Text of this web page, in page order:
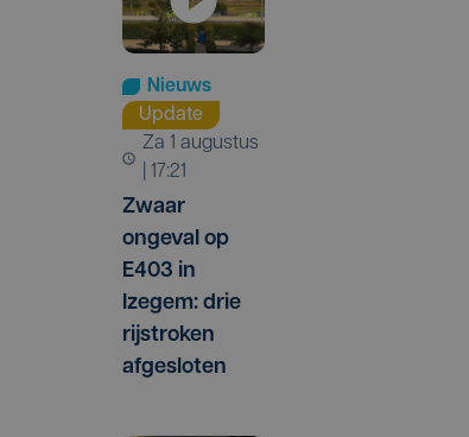
Nieuws
Update
za 1 augustus
| 17:21
Zwaar
ongeval op
E403 in
Izegem: drie
rijstroken
afgesloten